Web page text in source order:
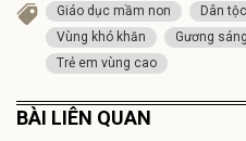
Giáo dục mầm non Dân
Vùng khó khăn
Gương
Trẻ em vùng cao
BÀI LIÊN QUAN